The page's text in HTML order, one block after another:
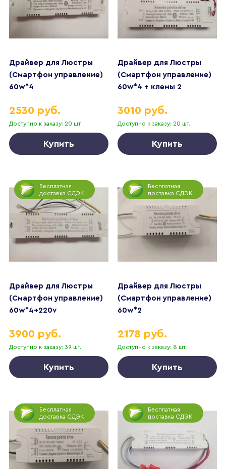
Драйвер для Люстры
(Смартфон управление)
60w*4
Доступно к заказу: 20 шт.
2530 руб.
Купить
Драйвер для Люстры
(Смартфон управление)
60w*4 + клемы 2
Доступно к заказу: 20 шт.
3010 руб.
Купить
Бесплатная
доставка СДЭК
Драйвер для Люстры
(Смартфон управление)
60w*4+220v
Доступно к заказу: 39 шт.
3900 руб.
Купить
Бесплатная
доставка СДЭК
Драйвер для Люстры
(Смартфон управление)
60w*2
Доступно к заказу: 8 шт.
2178 руб.
Купить
Бесплатная
доставка СДЭК
Бесплатная
доставка СДЭК